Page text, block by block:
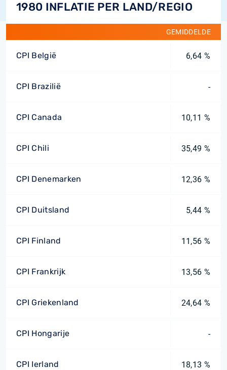
1980 INFLATIE PER LAND/REGIO
GEMIDDELDE
CPI België 6,64 %
CPI Brazilië -
CPI Canada 10,11 %
CPI Chili 35,49 %
CPI Denemarken 12,36 %
CPI Duitsland 5,44 %
CPI Finland 11,56 %
CPI Frankrijk 13,56 %
CPI Griekenland 24,64 %
CPI Hongarije -
CPI Ierland 18,13 %